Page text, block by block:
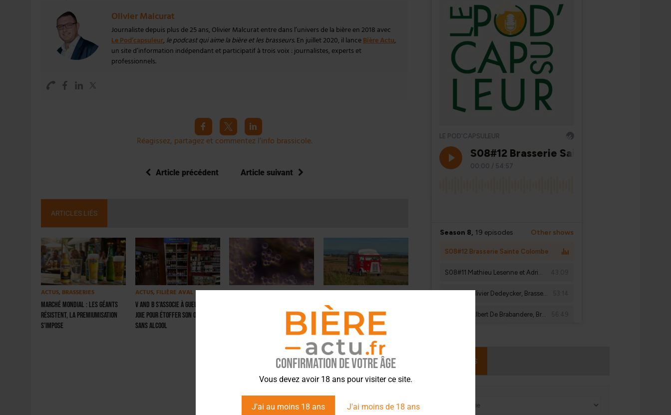
Confirmation de votre âge
Vous devez avoir 18 ans pour visiter ce site.
J'ai au moins 18 ans J'ai moins de 18 ans
Olivier Malcurat
Journaliste depuis plus de 25 ans, Olivier Malcurat entre dans l’univers de la bière en 2018 avec
Le Pod’capsuleur, le podcast qui aime la bière et les brasseurs. En juillet 2020, il lance Bière Actu,
un site d’information indépendant et participatif à trois voix : journalistes, experts et
professionnels.
Réagissez, partagez et commentez l’info brassicole.
Article précédent Article suivant
ARTICLES LIÉS
ACTUS, BRASSERIES
Marché mondial : les géants
résistent, la premiumisation
s’impose
ACTUS, FILIÈRE AVAL
V and B s’associe à Gueule de
Joie pour étoffer son offre
sans alcool
ACTUS,CULTURE
LA-01 pour la fabrication de
ACTUS,BRASSERIES
Kronenbourg fait un premier
chèque pour soutenir les cafés
en milieu rural
ÉVÉNEMENTS